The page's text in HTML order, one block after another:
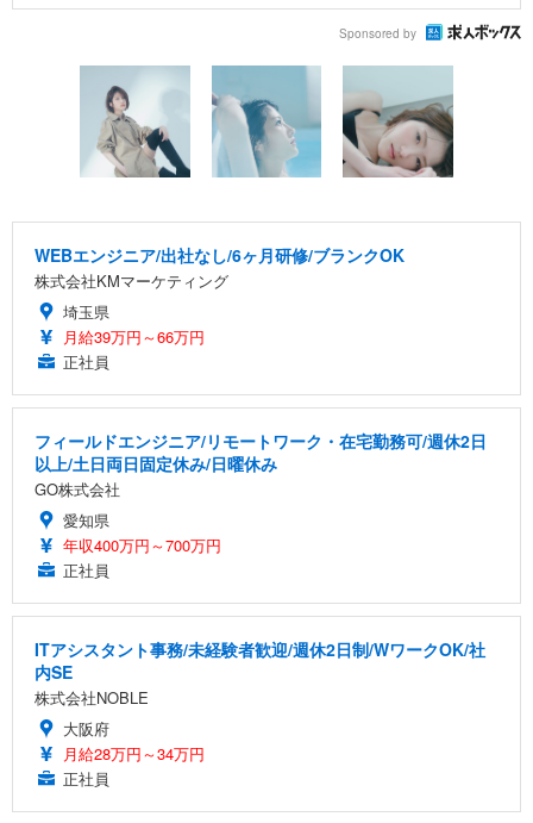
Sponsored by
WEBエンジニア/出社なし/6ヶ月研修/ブランクOK
株式会社KMマーケティング
埼玉県
月給39万円～66万円
正社員
フィールドエンジニア/リモートワーク・在宅勤務可/週休2日
以上/土日両日固定休み/日曜休み
GO株式会社
愛知県
年収400万円～700万円
正社員
ITアシスタント事務/未経験者歓迎/週休2日制/WワークOK/社
内SE
株式会社NOBLE
大阪府
月給28万円～34万円
正社員